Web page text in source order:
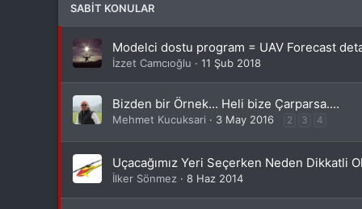
SABIT KONULAR
Modelci dostu program = UAV Forecast
İzzet Camcıoğlu 11 Şub 2018
Bizden bir Örnek... Heli bize Çarparsa....
Mehmet Kucuksari 3 May 2016 2 3 4
Uçacağımız Yeri Seçerken Neden Dikkatli
İlker Sönmez 8 Haz 2014